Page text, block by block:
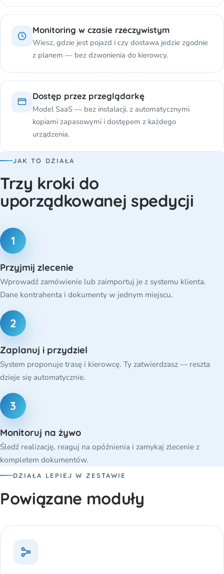
Monitoring w czasie rzeczywistym
Wiesz, gdzie jest pojazd i czy dostawa jedzie zgodnie
z planem — bez dzwonienia do kierowcy.
Dostęp przez przeglądarkę
Model SaaS — bez instalacji, z automatycznymi
kopiami zapasowymi i dostępem z każdego
urządzenia.
JAK TO DZIAŁA
Trzy kroki do
uporządkowanej spedycji
1
Przyjmij zlecenie
Wprowadź zamówienie lub zaimportuj je z systemu klienta.
Dane kontrahenta i dokumenty w jednym miejscu.
2
Zaplanuj i przydziel
System proponuje trasę i kierowcę. Ty zatwierdzasz — reszta
dzieje się automatycznie.
3
Monitoruj na żywo
Śledź realizację, reaguj na opóźnienia i zamykaj zlecenie z
kompletem dokumentów.
DZIAŁA LEPIEJ W ZESTAWIE
Powiązane moduły